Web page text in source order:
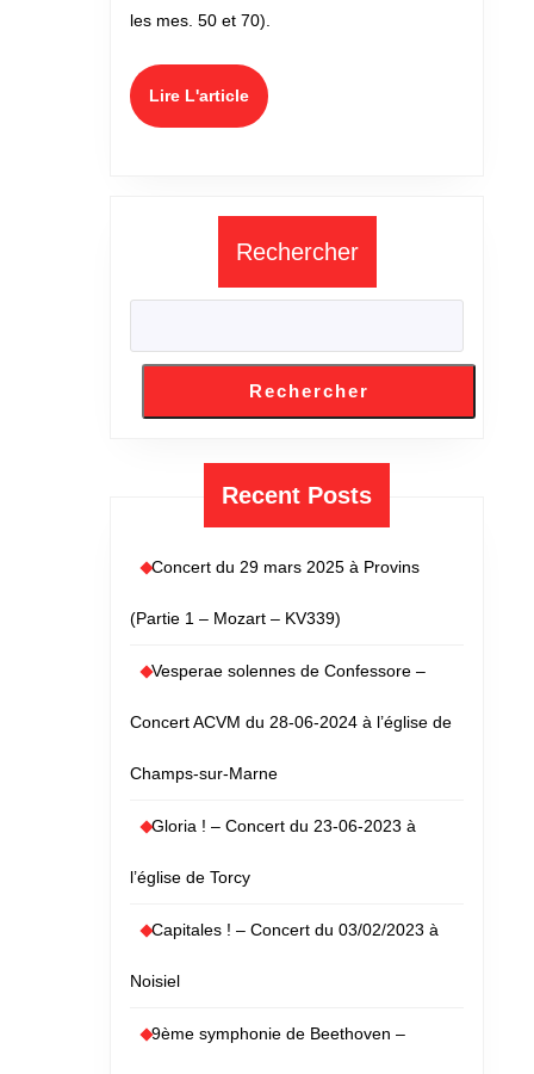
les mes. 50 et 70).
Lire L'articleLire
L'article
Rechercher
Rechercher
Recent Posts
Concert du 29 mars 2025 à Provins
(Partie 1 – Mozart – KV339)
Vesperae solennes de Confessore –
Concert ACVM du 28-06-2024 à l’église de
Champs-sur-Marne
Gloria ! – Concert du 23-06-2023 à
l’église de Torcy
Capitales ! – Concert du 03/02/2023 à
Noisiel
9ème symphonie de Beethoven –